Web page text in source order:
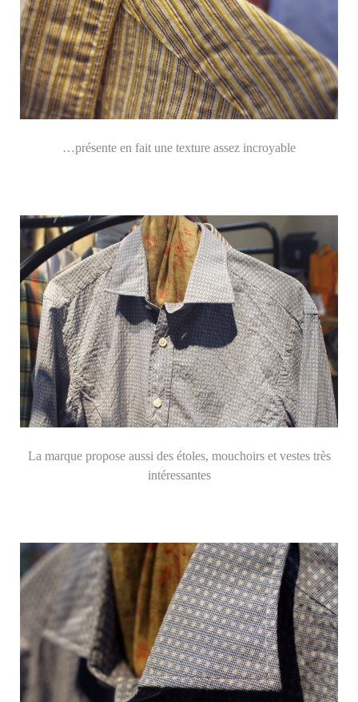
…présente en fait une texture assez incroyable
La marque propose aussi des étoles, mouchoirs et vestes très
intéressantes